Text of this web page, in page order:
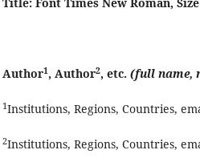
Author1, Author2, etc. (full name,
1Institutions, Regions, Countries,
2Institutions, Regions, Countries,